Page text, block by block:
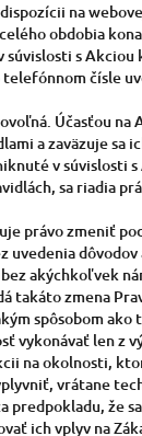
na
obdobia
súvislosti s
čísle
Účasťou na
a zaväzuje sa
v súvislosti
sa riadia
právo zmeniť
uvedenia
akýchkoľvek
takáto zmena
spôsobom ako
vykonávať len z
na okolnosti,
vrátane
predpokladu, že
ich vplyv na